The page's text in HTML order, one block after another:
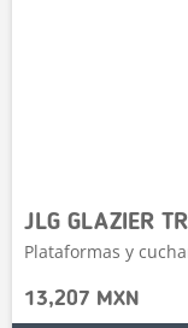
JLG GLAZIER
Plataformas y
13,207 MXN